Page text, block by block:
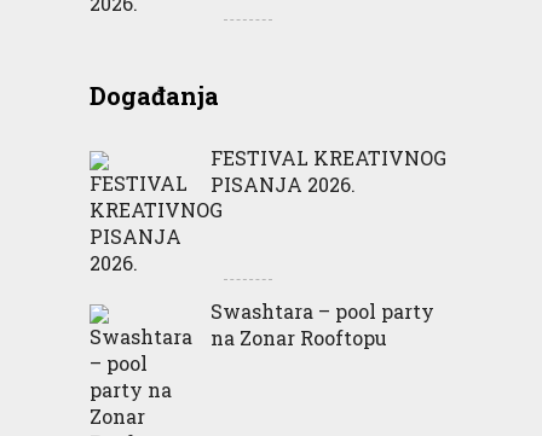
Događanja
FESTIVAL KREATIVNOG
PISANJA 2026.
Swashtara – pool party
na Zonar Rooftopu